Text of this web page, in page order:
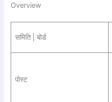
Overview
समिति | बोर्ड
पोस्ट